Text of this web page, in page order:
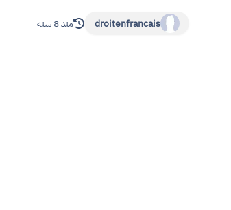
droitenfrancais منذ 8 سنة